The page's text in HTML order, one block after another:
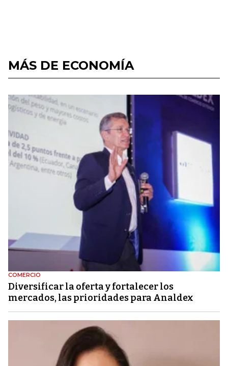
MÁS DE ECONOMÍA
COMERCIO
Diversificar la oferta y fortalecer los
mercados, las prioridades para Analdex